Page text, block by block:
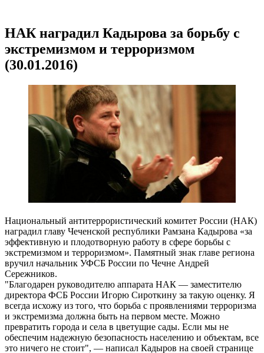
НАК наградил Кадырова за борьбу с
экстремизмом и терроризмом
(30.01.2016)
Национальный антитеррористический комитет России (НАК)
наградил главу Чеченской республики Рамзана Кадырова «за
эффективную и плодотворную работу в сфере борьбы с
экстремизмом и терроризмом». Памятный знак главе региона
вручил начальник УФСБ России по Чечне Андрей
Сережников.
"Благодарен руководителю аппарата НАК — заместителю
директора ФСБ России Игорю Сироткину за такую оценку. Я
всегда исхожу из того, что борьба с проявлениями терроризма
и экстремизма должна быть на первом месте. Можно
превратить города и села в цветущие сады. Если мы не
обеспечим надежную безопасность населению и объектам, все
это ничего не стоит", — написал Кадыров на своей странице